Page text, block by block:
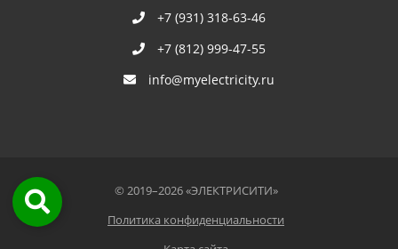
+7 (931) 318-63-46
+7 (812) 999-47-55
info@myelectricity.ru
© 2019–2026 «ЭЛЕКТРИСИТИ»
Политика конфиденциальности